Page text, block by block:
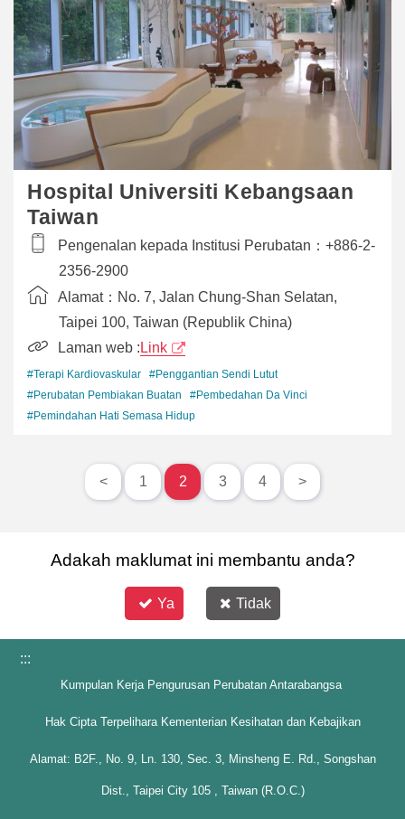
Hospital Universiti Kebangsaan
Taiwan
Pengenalan kepada Institusi Perubatan： +886-2-
2356-2900
Alamat： No. 7, Jalan Chung-Shan Selatan,
Taipei 100, Taiwan (Republik China)
Laman web : Link
#Terapi Kardiovaskular
#Penggantian Sendi Lutut
#Perubatan Pembiakan Buatan
#Pembedahan Da Vinci
#Pemindahan Hati Semasa Hidup
< 1 2 3 4 >
Adakah maklumat ini membantu anda?
Ya Tidak
:::
Kumpulan Kerja Pengurusan Perubatan Antarabangsa
Hak Cipta Terpelihara Kementerian Kesihatan dan Kebajikan
Alamat: B2F., No. 9, Ln. 130, Sec. 3, Minsheng E. Rd., Songshan
Dist., Taipei City 105 , Taiwan (R.O.C.)